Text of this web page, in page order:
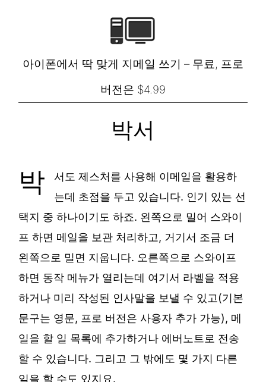
아이폰에서 딱 맞게 지메일 쓰기 – 무료, 프로
버전은 $4.99
박서
박
서도 제스처를 사용해 이메일을 활용하
는데 초점을 두고 있습니다. 인기 있는 선
택지 중 하나이기도 하죠. 왼쪽으로 밀어 스와이
프 하면 메일을 보관 처리하고, 거기서 조금 더
왼쪽으로 밀면 지웁니다. 오른쪽으로 스와이프
하면 동작 메뉴가 열리는데 여기서 라벨을 적용
하거나 미리 작성된 인사말을 보낼 수 있고(기본
문구는 영문, 프로 버전은 사용자 추가 가능), 메
일을 할 일 목록에 추가하거나 에버노트로 전송
할 수 있습니다. 그리고 그 밖에도 몇 가지 다른
일을 할 수도 있지요.